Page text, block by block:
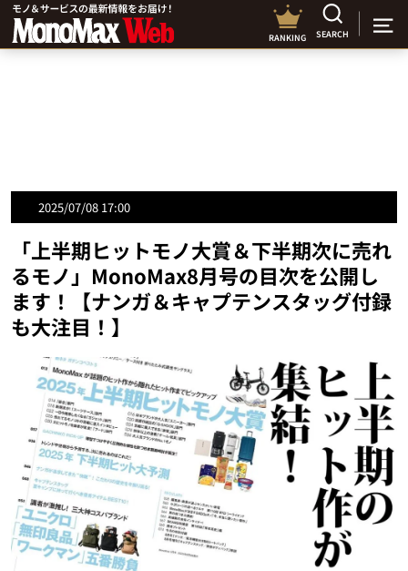
RANKING SEARCH
2025/07/08 17:00
「上半期ヒットモノ大賞＆下半期次に売れ
るモノ」MonoMax8月号の目次を公開し
ます！【ナンガ＆キャプテンスタッグ付録
も大注目！】